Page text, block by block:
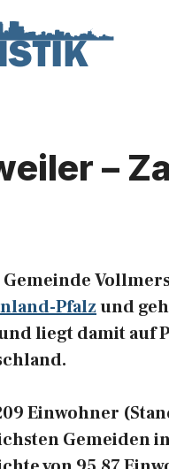
–
Pfalzund
liegt damit auf
Einwohner
Gemeiden